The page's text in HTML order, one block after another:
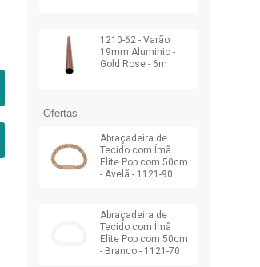
1210-62 - Varão
19mm Aluminio -
Gold Rose - 6m
Ofertas
Abraçadeira de
Tecido com Ímã
Elite Pop com 50cm
- Avelã - 1121-90
Abraçadeira de
Tecido com Ímã
Elite Pop com 50cm
- Branco - 1121-70